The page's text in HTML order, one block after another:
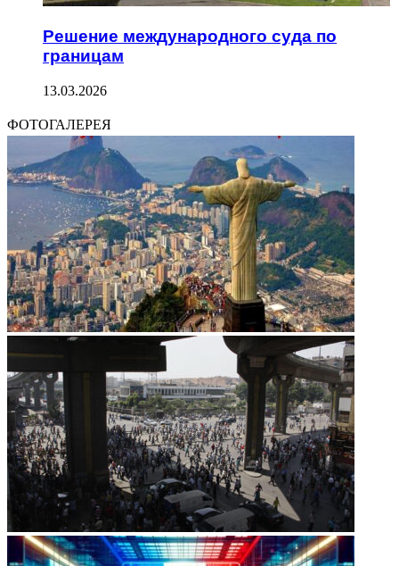
Решение международного суда по
границам
13.03.2026
ФОТОГАЛЕРЕЯ